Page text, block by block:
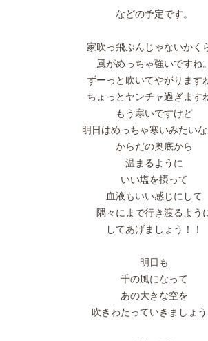
などの予定です。
家吹っ飛ぶんじゃないかく
風がめっちゃ強いですね。
ずーっと吹いてやがります
ちょっとヤンチャ過ぎます
もう寒いですけど
明日はめっちゃ寒いみたい
からだの奥底から
温まるように
いい塩を摂って
血液もいい感じにして
隅々にまで行き渡るよう
してあげましょう！！
明日も
千の風になって
あの大きな空を
吹きわたっていきましょう